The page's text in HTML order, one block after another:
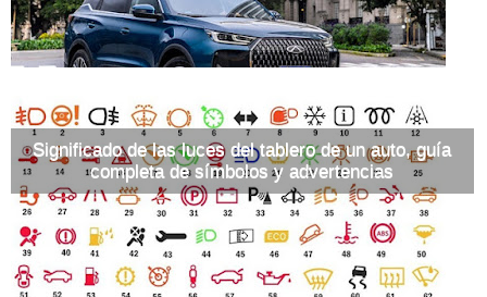
Significado de las luces del tablero de un auto, guía
completa de símbolos y advertencias